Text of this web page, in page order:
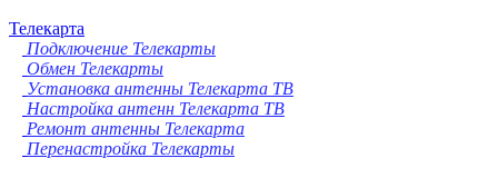
Телекарта
Подключение Телекарты
Обмен Телекарты
Установка антенны Телекарта ТВ
Настройка антенн Телекарта ТВ
Ремонт антенны Телекарта
Перенастройка Телекарты